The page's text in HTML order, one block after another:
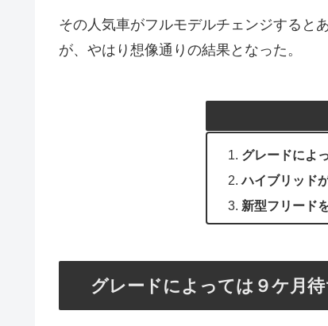
その人気車がフルモデルチェンジすると
が、やはり想像通りの結果となった。
グレードによ
ハイブリッド
新型フリード
グレードによっては９ケ月待